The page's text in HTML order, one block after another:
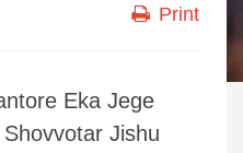
Print
Eka Jege
Jishu